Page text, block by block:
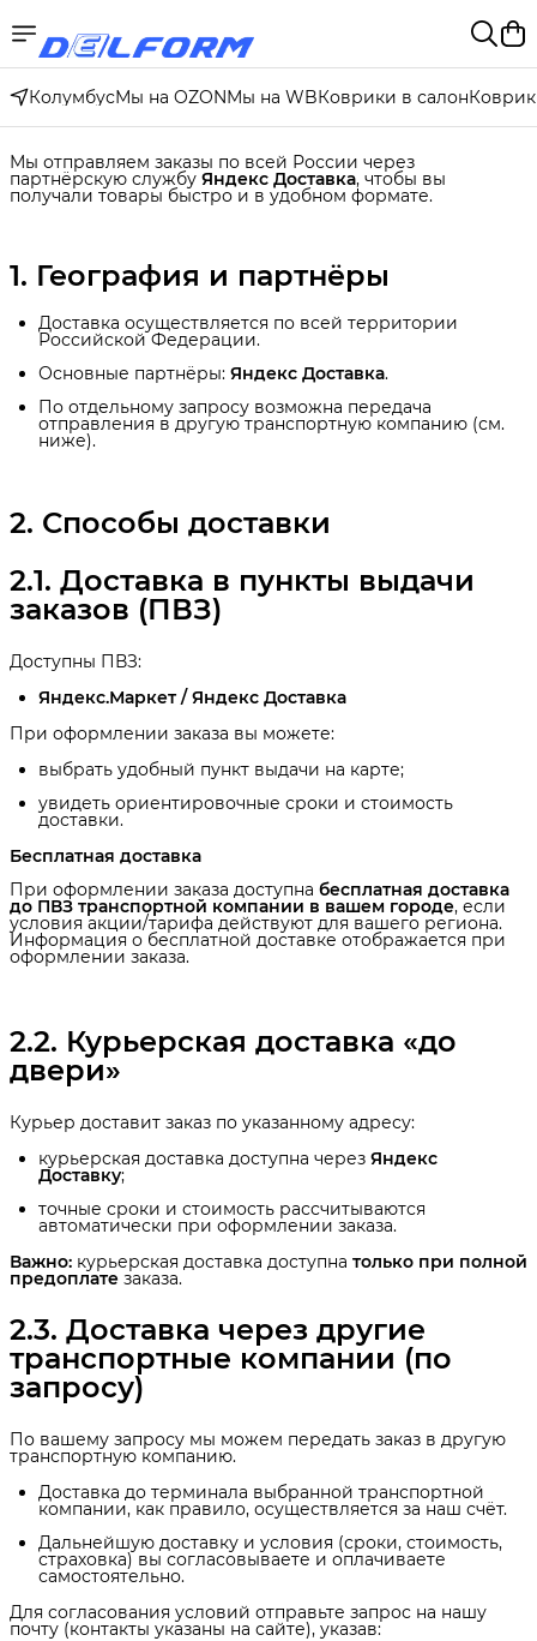
КолумбусМы на OZONМы на WBКоврики в салон
Мы отправляем заказы по всей России через
партнёрскую службу Яндекс Доставка, чтобы вы
получали товары быстро и в удобном формате.
1. География и партнёры
Доставка осуществляется по всей территории
Российской Федерации.
Основные партнёры: Яндекс Доставка.
По отдельному запросу возможна передача
отправления в другую транспортную компанию (см.
ниже).
2. Способы доставки
2.1. Доставка в пункты выдачи
заказов (ПВЗ)
Доступны ПВЗ:
Яндекс.Маркет / Яндекс Доставка
При оформлении заказа вы можете:
выбрать удобный пункт выдачи на карте;
увидеть ориентировочные сроки и стоимость
доставки.
Бесплатная доставка
При оформлении заказа доступна бесплатная доставка
до ПВЗ транспортной компании в вашем городе, если
условия акции/тарифа действуют для вашего региона.
Информация о бесплатной доставке отображается при
оформлении заказа.
2.2. Курьерская доставка «до
двери»
Курьер доставит заказ по указанному адресу:
курьерская доставка доступна через Яндекс
Доставку;
точные сроки и стоимость рассчитываются
автоматически при оформлении заказа.
Важно: курьерская доставка доступна только при полной
предоплате заказа.
2.3. Доставка через другие
транспортные компании (по
запросу)
По вашему запросу мы можем передать заказ в другую
транспортную компанию.
Доставка до терминала выбранной транспортной
компании, как правило, осуществляется за наш счёт.
Дальнейшую доставку и условия (сроки, стоимость,
страховка) вы согласовываете и оплачиваете
самостоятельно.
Для согласования условий отправьте запрос на нашу
почту (контакты указаны на сайте), указав: